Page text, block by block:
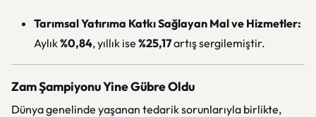
Tarımsal Yatırıma Katkı Sağlayan Mal ve Hizmetler:
Aylık%0,84, yıllık ise %25,17artış sergilemiştir.
Zam Şampiyonu Yine Gübre Oldu
Dünya genelinde yaşanan tedarik sorunlarıyla birlikte,